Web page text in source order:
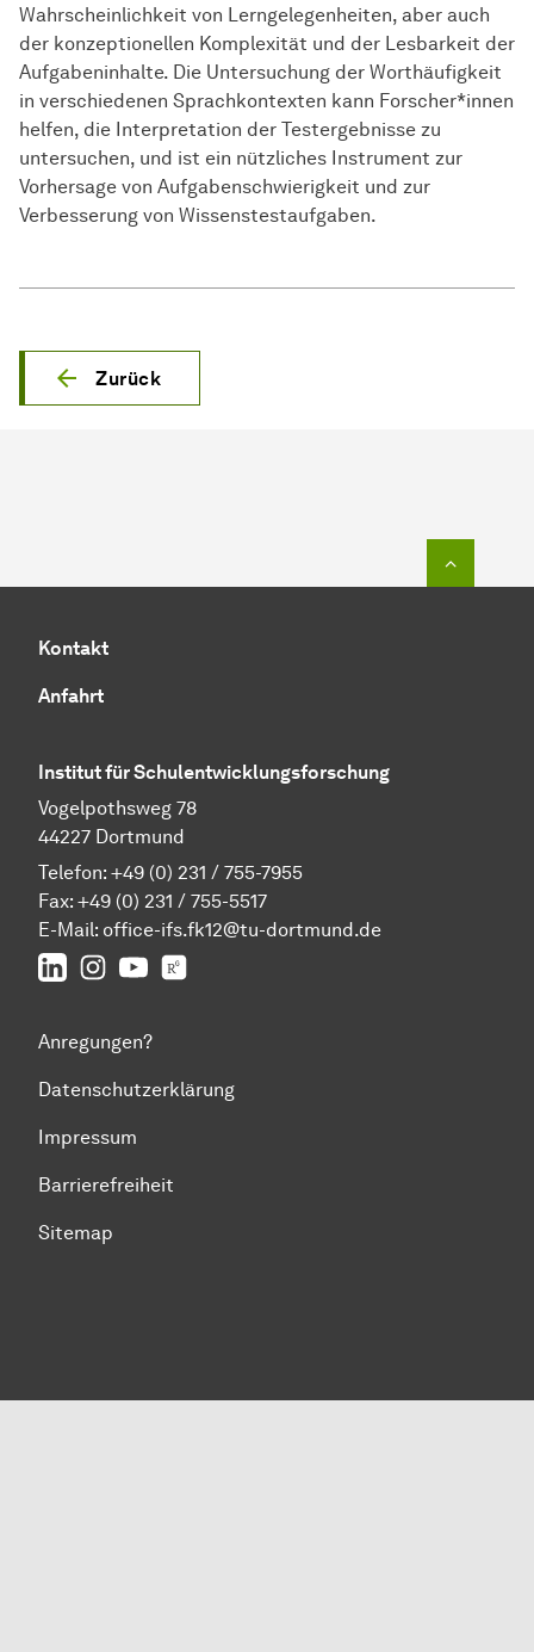
Wahrscheinlichkeit von Lerngelegenheiten, aber auch
der konzeptionellen Komplexität und der Lesbarkeit der
Aufgabeninhalte. Die Untersuchung der Worthäufigkeit
in verschiedenen Sprachkontexten kann Forscher*innen
helfen, die Interpretation der Testergebnisse zu
untersuchen, und ist ein nützliches Instrument zur
Vorhersage von Aufgabenschwierigkeit und zur
Verbesserung von Wissenstestaufgaben.
Zurück
Kontakt
Anfahrt
Institut für Schulentwicklungsforschung
Vogelpothsweg 78
44227 Dortmund
Telefon: +49 (0) 231 / 755-7955
Fax: +49 (0) 231 / 755-5517
E-Mail: office-ifs.fk12@tu-dortmund.de
LinkedInIFS auf Instagram
IFS auf YouTube
Anregungen?
Datenschutzerklärung
Impressum
Barrierefreiheit
Sitemap